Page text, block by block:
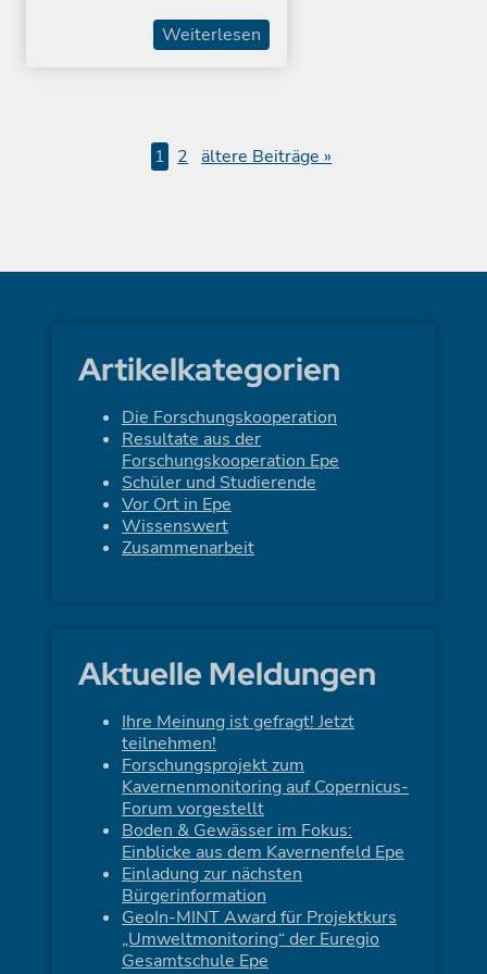
Weiterlesen
Seitennummerierung
1 2 ältere Beiträge »
Artikelkategorien
Die Forschungskooperation
Resultate aus der
Forschungskooperation Epe
Schüler und Studierende
Vor Ort in Epe
Wissenswert
Zusammenarbeit
Aktuelle Meldungen
Ihre Meinung ist gefragt! Jetzt
teilnehmen!
Forschungsprojekt zum
Kavernenmonitoring auf Copernicus-
Forum vorgestellt
Boden & Gewässer im Fokus:
Einblicke aus dem Kavernenfeld Epe
Einladung zur nächsten
Bürgerinformation
GeoIn-MINT Award für Projektkurs
„Umweltmonitoring“ der Euregio
Gesamtschule Epe